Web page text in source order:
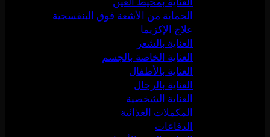
الحماية من الأشعة فوق البنفسجية
علاج الإكزيما
العناية بالشعر
العناية الخاصة بالجسم
العناية بالأطفال
العناية بالرجال
العناية الشخصية
المكملات الغذائية
الدفاعات